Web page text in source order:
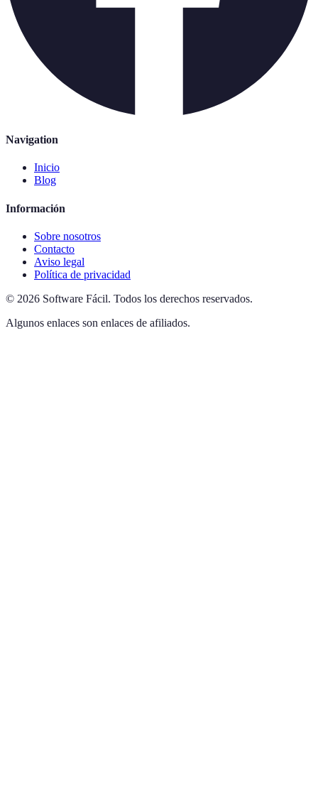
Navigation
Inicio
Blog
Información
Sobre nosotros
Contacto
Aviso legal
Política de privacidad
© 2026 Software Fácil. Todos los derechos reservados.
Algunos enlaces son enlaces de afiliados.